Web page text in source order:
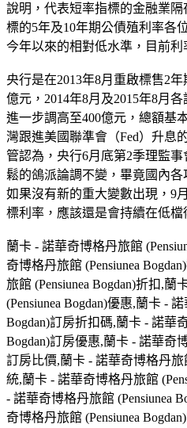
說明，代表短率指標的金融業
標的5年及10年期公債殖利率各
今年以來的相對低水準，目前利
央行是在2013年8月重啟標售2
億元，2014年8月及2015年8月
進一步調高至400億元，總額基
灣跟進美國聯準會（Fed）升息
管認為，央行6月底第2季理監
鬆的鴿派論調不變，畢竟國內各
如果沒有新的重大變數出現，9
標利率，應該還是會持續在低
蘭卡 - 諾華奇博格丹旅館
奇博格丹旅館 (Pensiunea
旅館 (Pensiunea Bogdan)折扣,蘭
(Pensiunea Bogdan)優惠,蘭卡 -
Bogdan)訂房折扣碼,蘭卡 - 諾華
Bogdan)訂房優惠,蘭卡 - 諾華奇
訂房比價,蘭卡 - 諾華奇博格丹旅
統,蘭卡 - 諾華奇博格丹旅館
- 諾華奇博格丹旅館 (Pensiunea
奇博格丹旅館 (Pensiunea